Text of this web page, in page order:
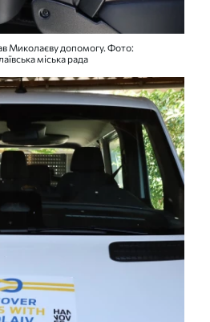
Миколаєву допомогу. Фото:
міська рада